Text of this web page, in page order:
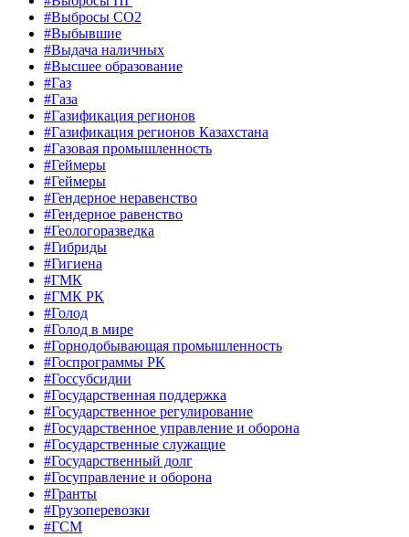
#Выбросы СО2
#Выбывшие
#Выдача наличных
#Высшее образование
#Газ
#Газа
#Газификация регионов
#Газификация регионов Казахстана
#Газовая промышленность
#Геймеры
#Геймеры
#Гендерное неравенство
#Гендерное равенство
#Геологоразведка
#Гибриды
#Гигиена
#ГМК
#ГМК РК
#Голод
#Голод в мире
#Горнодобывающая промышленность
#Госпрограммы РК
#Госсубсидии
#Государственная поддержка
#Государственное регулирование
#Государственное управление и оборона
#Государственные служащие
#Государственный долг
#Госуправление и оборона
#Гранты
#Грузоперевозки
#ГСМ